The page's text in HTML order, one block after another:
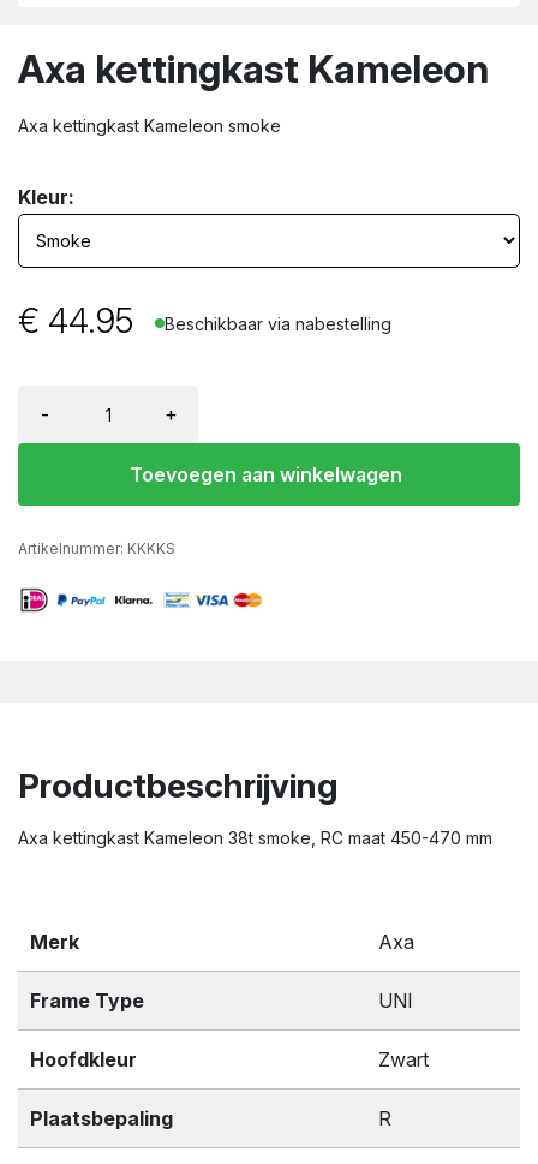
Axa kettingkast Kameleon
Axa kettingkast Kameleon smoke
Kleur:
€ 44.95 Beschikbaar via nabestelling
- +
Toevoegen aan winkelwagen
Artikelnummer: KKKKS
Productbeschrijving
Axa kettingkast Kameleon 38t smoke, RC maat 450-470 mm
Merk Axa
Frame Type UNI
Hoofdkleur Zwart
Plaatsbepaling R